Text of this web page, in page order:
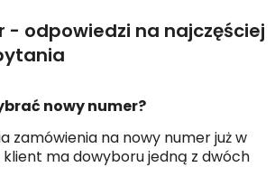
- odpowiedzi na najczęściej
nowy numer?
zamówienia na nowy numer już w
ma dowyboru jedną z dwóch